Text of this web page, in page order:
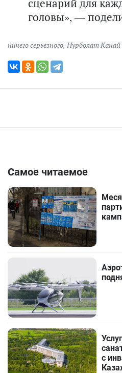
сценарий для
головы», —
ничего серьезного, Нурболат Канай
Самое читаемое
с